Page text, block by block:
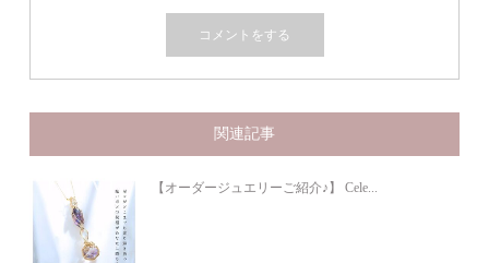
関連記事
【オーダージュエリーご紹介♪】 Cele...